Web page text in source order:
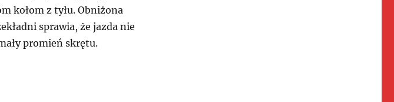
kołom z tyłu. Obniżona
sprawia, że jazda nie
promień skrętu.